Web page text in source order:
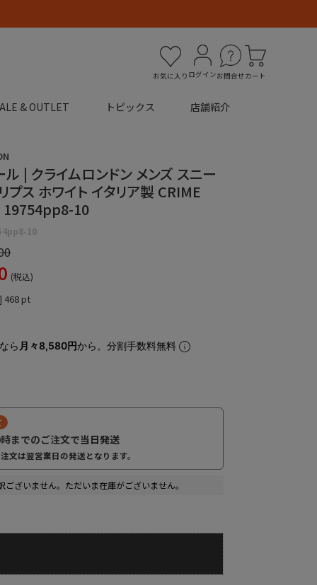
お気に入り ログインお問合せカート
& OUTLET トピックス 店舗紹介
| クライムロンドン メンズ スニー
プス ホワイト イタリア製 CRIME
19754pp8-10
10
税込
468 pt
なら 月々8,580円から。分割手数料無料
までのご注文で当日発送
文は翌営業日の発送となります。
ございません。ただいま在庫がございません。